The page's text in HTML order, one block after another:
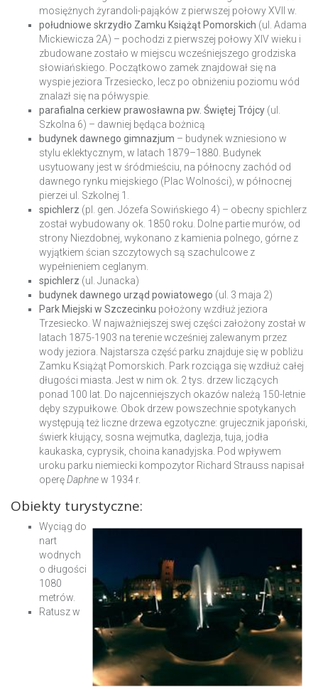
mosiężnych żyrandoli-pająków z pierwszej połowy XVII w.
południowe skrzydło Zamku Książąt Pomorskich (ul. Adama
Mickiewicza 2A) – pochodzi z pierwszej połowy XIV wieku i
zbudowane zostało w miejscu wcześniejszego grodziska
słowiańskiego. Początkowo zamek znajdował się na
wyspie jeziora Trzesiecko, lecz po obniżeniu poziomu wód
znalazł się na półwyspie.
parafialna cerkiew prawosławna pw. Świętej Trójcy (ul.
Szkolna 6) – dawniej będąca bożnicą
budynek dawnego gimnazjum – budynek wzniesiono w
stylu eklektycznym, w latach 1879–1880. Budynek
usytuowany jest w śródmieściu, na północny zachód od
dawnego rynku miejskiego (Plac Wolności), w północnej
pierzei ul. Szkolnej 1.
spichlerz (pl. gen. Józefa Sowińskiego 4) – obecny spichlerz
został wybudowany ok. 1850 roku. Dolne partie murów, od
strony Niezdobnej, wykonano z kamienia polnego, górne z
wyjątkiem ścian szczytowych są szachulcowe z
wypełnieniem ceglanym.
spichlerz (ul. Junacka)
budynek dawnego urząd powiatowego (ul. 3 maja 2)
Park Miejski w Szczecinku położony wzdłuż jeziora
Trzesiecko. W najważniejszej swej części założony został w
latach 1875-1903 na terenie wcześniej zalewanym przez
wody jeziora. Najstarsza część parku znajduje się w pobliżu
Zamku Książąt Pomorskich. Park rozciąga się wzdłuż całej
długości miasta. Jest w nim ok. 2 tys. drzew liczących
ponad 100 lat. Do najcenniejszych okazów należą 150-letnie
dęby szypułkowe. Obok drzew powszechnie spotykanych
występują też liczne drzewa egzotyczne: grujecznik japoński,
świerk kłujący, sosna wejmutka, daglezja, tuja, jodła
kaukaska, cyprysik, choina kanadyjska. Pod wpływem
uroku parku niemiecki kompozytor Richard Strauss napisał
operęDaphnew 1934 r.
Obiekty turystyczne:
Wyciąg do
nart
wodnych
o długości
1080
metrów.
Ratusz w